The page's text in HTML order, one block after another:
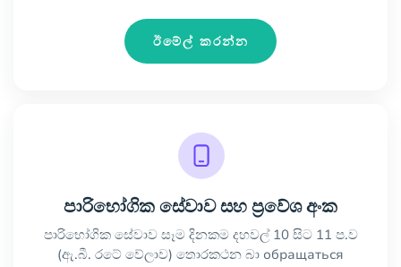
ඊමේල් කරන්න
පාරිභෝගික සේවාව සහ ප්‍රවේශ අංක
පාරිභෝගික සේවාව සෑම දිනකම දහවල් 10 සිට 11 ප.ව
(ඇ.බී. රටේ වේලාව) තොරකථන බා обращаться